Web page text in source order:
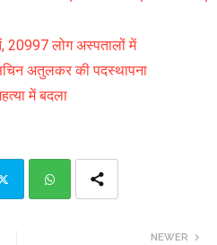
20997 लोग अस्पतालों में
अतुलकर की पदस्थापना
में बदला
NEWER